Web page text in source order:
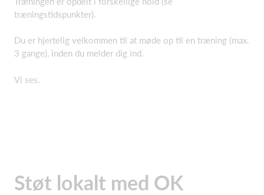
træningstidspunkter).
Du er hjertelig velkommen til at møde op til en træning (max.
3 gange), inden du melder dig ind.
Vi ses.
Støt lokalt med OK